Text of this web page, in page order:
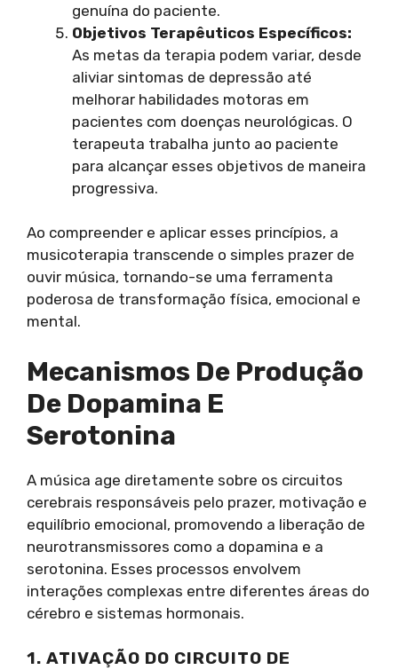
genuína do paciente.
Objetivos Terapêuticos Específicos:
As metas da terapia podem variar, desde
aliviar sintomas de depressão até
melhorar habilidades motoras em
pacientes com doenças neurológicas. O
terapeuta trabalha junto ao paciente
para alcançar esses objetivos de maneira
progressiva.
Ao compreender e aplicar esses princípios, a
musicoterapia transcende o simples prazer de
ouvir música, tornando-se uma ferramenta
poderosa de transformação física, emocional e
mental.
Mecanismos De Produção
De Dopamina E
Serotonina
A música age diretamente sobre os circuitos
cerebrais responsáveis pelo prazer, motivação e
equilíbrio emocional, promovendo a liberação de
neurotransmissores como a dopamina e a
serotonina. Esses processos envolvem
interações complexas entre diferentes áreas do
cérebro e sistemas hormonais.
1. ATIVAÇÃO DO CIRCUITO DE